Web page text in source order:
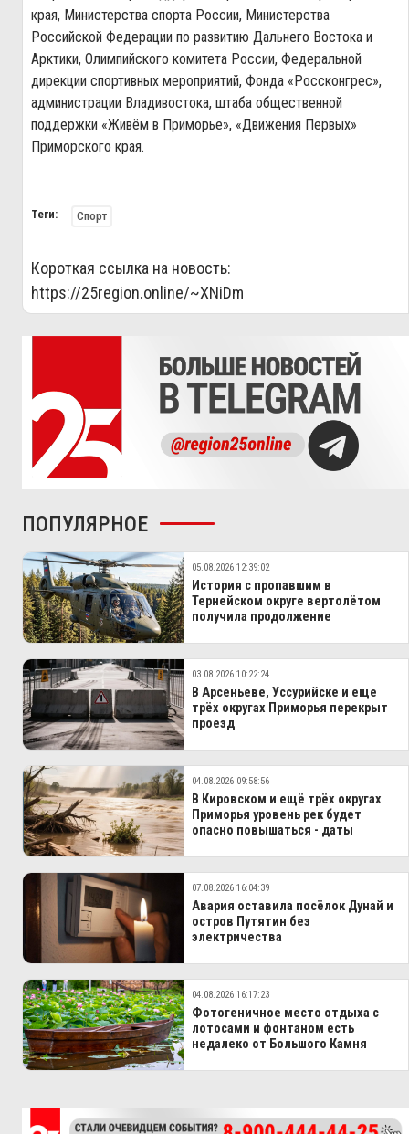
края, Министерства спорта России, Министерства
Российской Федерации по развитию Дальнего Востока и
Арктики, Олимпийского комитета России, Федеральной
дирекции спортивных мероприятий, Фонда «Россконгрес»,
администрации Владивостока, штаба общественной
поддержки «Живём в Приморье», «Движения Первых»
Приморского края.
Теги: Спорт
Короткая ссылка на новость:
https://25region.online/~XNiDm
ПОПУЛЯРНОЕ
05.08.2026 12:39:02
История с пропавшим в
Тернейском округе вертолётом
получила продолжение
03.08.2026 10:22:24
В Арсеньеве, Уссурийске и еще
трёх округах Приморья перекрыт
проезд
04.08.2026 09:58:56
В Кировском и ещё трёх округах
Приморья уровень рек будет
опасно повышаться - даты
07.08.2026 16:04:39
Авария оставила посёлок Дунай и
остров Путятин без
электричества
04.08.2026 16:17:23
Фотогеничное место отдыха с
лотосами и фонтаном есть
недалеко от Большого Камня